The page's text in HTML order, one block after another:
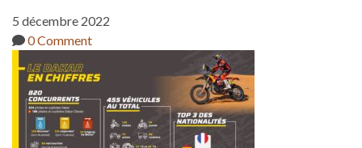
min
5 décembre 2022
0 Comment